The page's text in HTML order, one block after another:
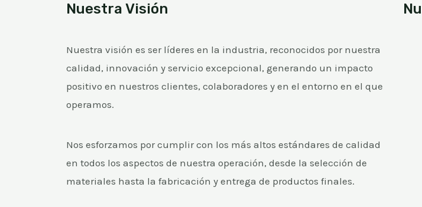
Nuestra Visión
Nuestra visión es ser líderes en la industria, reconocidos por nuestra
calidad, innovación y servicio excepcional, generando un impacto
positivo en nuestros clientes, colaboradores y en el entorno en el que
operamos.
Nos esforzamos por cumplir con los más altos estándares de calidad
en todos los aspectos de nuestra operación, desde la selección de
materiales hasta la fabricación y entrega de productos finales.